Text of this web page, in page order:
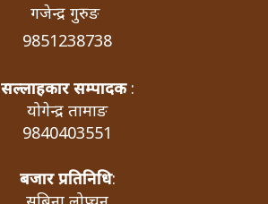
गजेन्द्र गुरुङ
9851238738
सल्लाहकार सम्पादक:
योगेन्द्र तामाङ
9840403551
बजार प्रतिनिधि: